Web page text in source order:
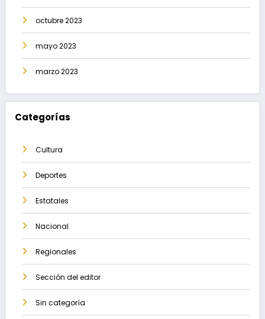
octubre 2023
mayo 2023
marzo 2023
Categorías
Cultura
Deportes
Estatales
Nacional
Regionales
Sección del editor
Sin categoría